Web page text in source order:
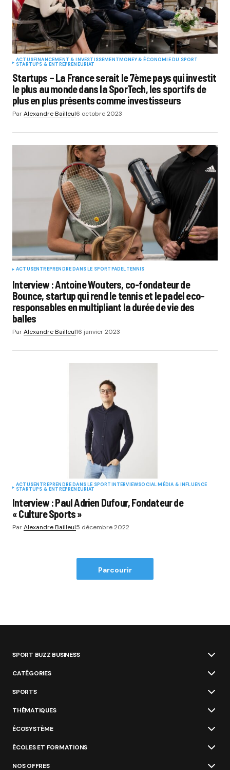
ACTUSFINANCEMENT & INVESTISSEMENTMONEY & ÉCONOMIE DU SPORT
STARTUPS & ENTREPRENEURIAT
Startups – La France serait le 7ème pays qui investit
le plus au monde dans la SporTech, les sportifs de
plus en plus présents comme investisseurs
ParAlexandre Bailleul6 octobre 2023
ACTUSENTREPRENDRE DANS LE SPORTPADELTENNIS
Interview : Antoine Wouters, co-fondateur de
Bounce, startup qui rend le tennis et le padel eco-
responsables en multipliant la durée de vie des
balles
ParAlexandre Bailleul16 janvier 2023
ACTUSENTREPRENDRE DANS LE SPORTINTERVIEWSOCIAL MÉDIA & INFLUENCE
STARTUPS & ENTREPRENEURIAT
Interview : Paul Adrien Dufour, Fondateur de
« Culture Sports »
ParAlexandre Bailleul5 décembre 2022
Parcourir
SPORT BUZZ BUSINESS
CATÉGORIES
SPORTS
THÉMATIQUES
ÉCOSYSTÈME
ÉCOLES ET FORMATIONS
NOS OFFRES